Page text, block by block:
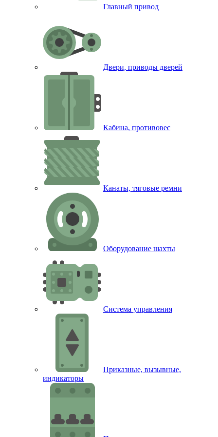
Главный привод
Двери, приводы дверей
Кабина, противовес
Канаты, тяговые ремни
Оборудование шахты
Система управления
Приказные, вызывные,
индикаторы